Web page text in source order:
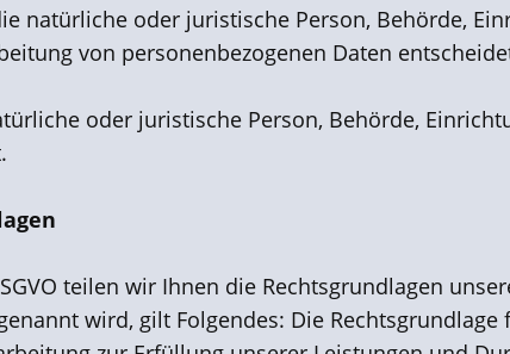
natürliche oder juristische Person, Behörde,
von personenbezogenen Daten
oder juristische Person, Behörde,
teilen wir Ihnen die Rechtsgrundlagen
wird, gilt Folgendes: Die